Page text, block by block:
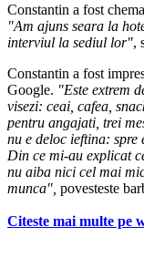
Constantin a fost
"Am ajuns seara la
interviul la sediul lor",
Constantin a fost
Google. "Este extrem
visezi: ceai, cafea,
pentru angajati, trei
nu e deloc ieftina: spre
Din ce mi-au explicat
nu aiba nici cel mai
munca", povesteste
Citeste mai multe pe